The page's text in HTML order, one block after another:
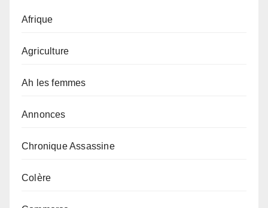
Afrique
Agriculture
Ah les femmes
Annonces
Chronique Assassine
Colère